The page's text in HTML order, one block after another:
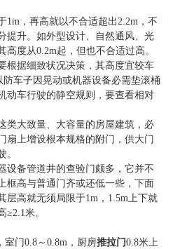
1m，再高就以不合适超出2.2m，不
提升。如外型设计、自然通风、光
度从0.2m起，但也不合适过高。
根据细致状况决策，其高度宜较车
车子因晃动或机器设备必需垫滚桶
动车行驶的静空规则，要查看相对
类大致量、大容量的房屋建筑，必
扇上增设根本规格的附门，供大门
。
设备管道井的查验门颇多，它并不
框高与普通门齐或还低一些，下面
层高就无须局限于1m，1.5m上下就
米。
室门0.8～0.8m，厨房推拉门0.8米上